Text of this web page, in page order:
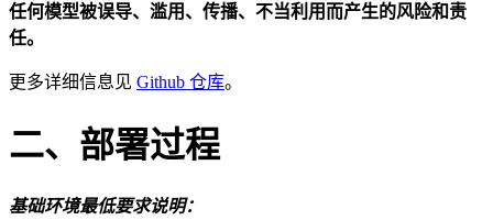
任何模型被误导、滥用、传播、不当利用而产生的风险和责
任。
更多详细信息见 Github 仓库。
二、部署过程
基础环境最低要求说明：